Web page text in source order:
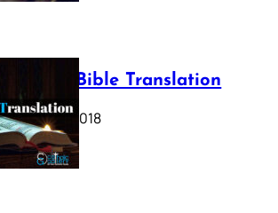
Webster Bible Translation
October 11, 2018